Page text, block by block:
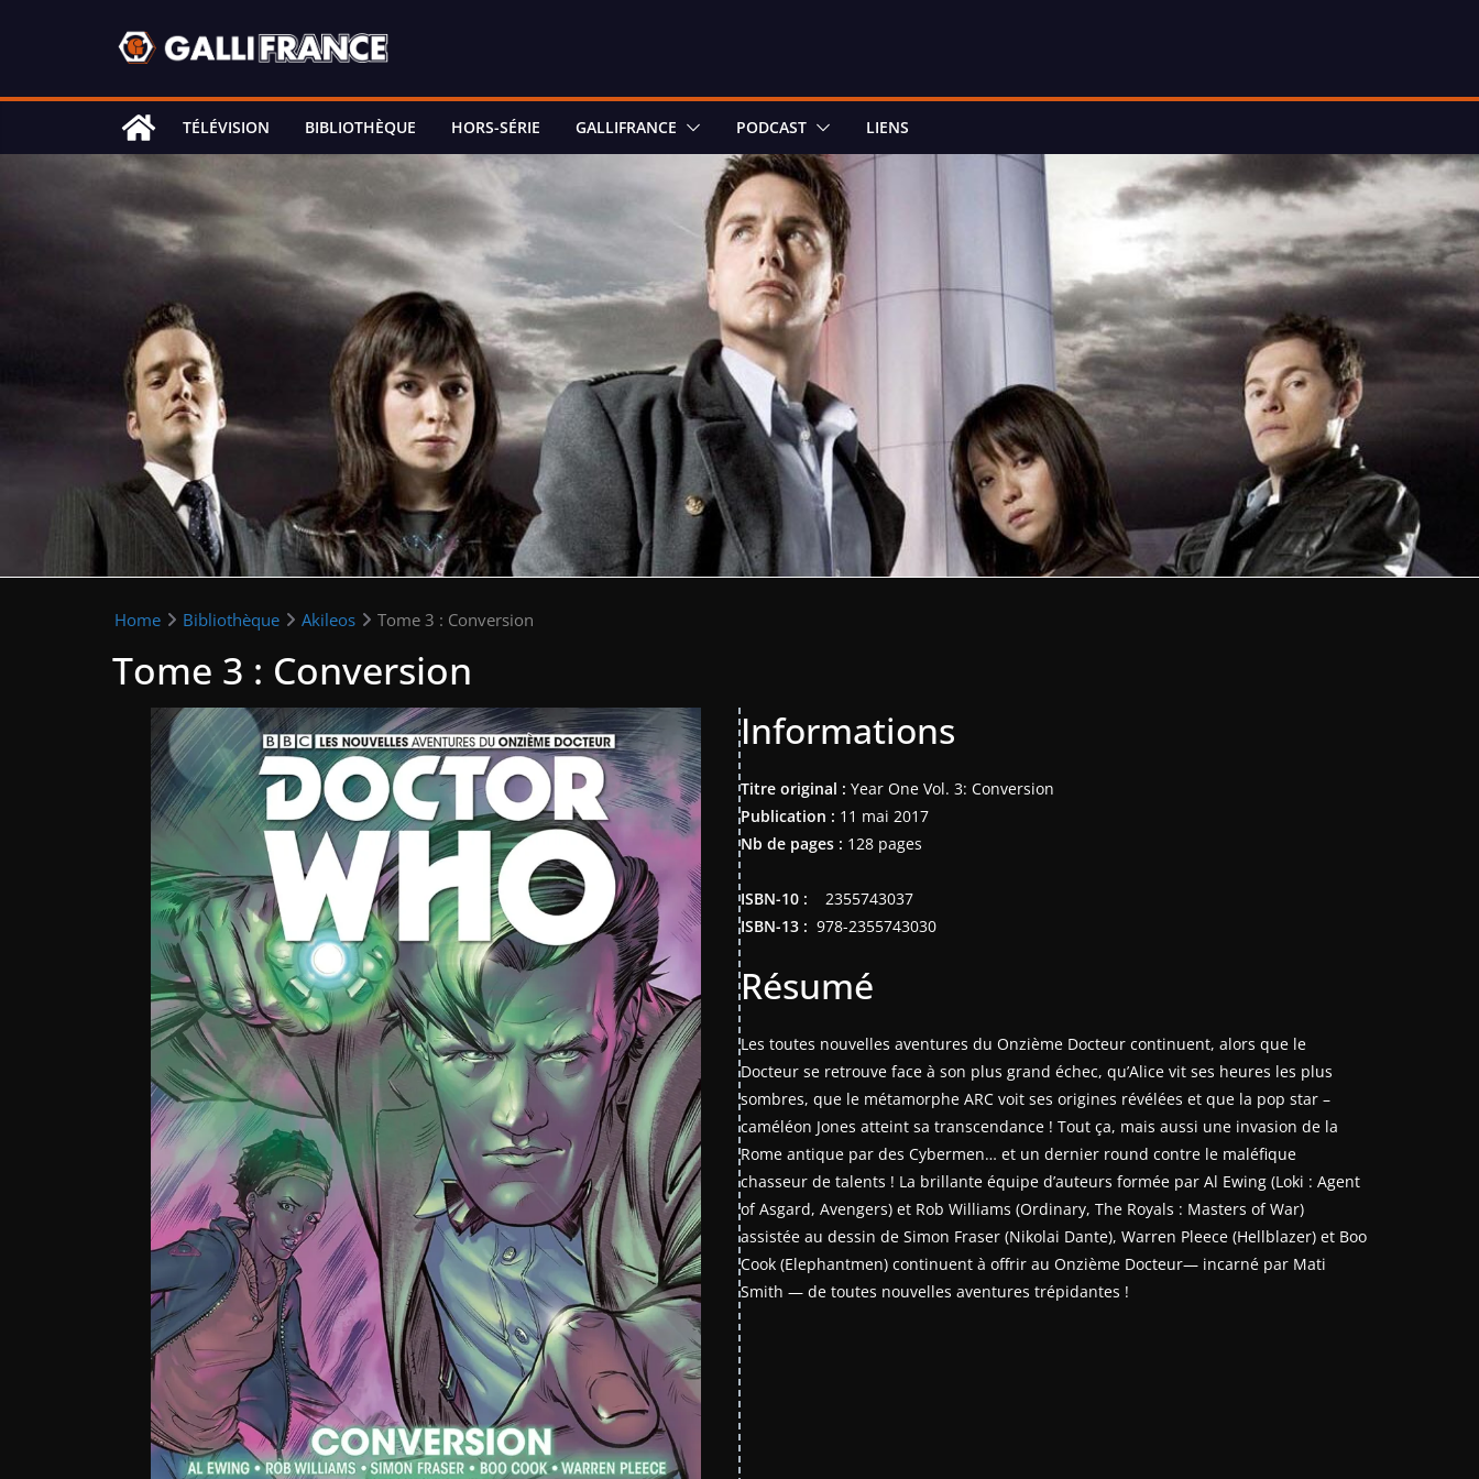
TÉLÉVISION BIBLIOTHÈQUE HORS-SÉRIE GALLIFRANCE PODCAST LIENS
Home Bibliothèque Akileos Tome 3 : Conversion
Tome 3 : Conversion
Informations
Titre original : Year One Vol. 3: Conversion
Publication : 11 mai 2017
Nb de pages : 128 pages
ISBN-10 : ‎ ‎ ‎ 2355743037
ISBN-13 : ‎ 978-2355743030
Résumé
Les toutes nouvelles aventures du Onzième Docteur continuent, alors que le
Docteur se retrouve face à son plus grand échec, qu’Alice vit ses heures les plus
sombres, que le métamorphe ARC voit ses origines révélées et que la pop star –
caméléon Jones atteint sa transcendance ! Tout ça, mais aussi une invasion de la
Rome antique par des Cybermen… et un dernier round contre le maléfique
chasseur de talents ! La brillante équipe d’auteurs formée par Al Ewing (Loki : Agent
of Asgard, Avengers) et Rob Williams (Ordinary, The Royals : Masters of War)
assistée au dessin de Simon Fraser (Nikolai Dante), Warren Pleece (Hellblazer) et Boo
Cook (Elephantmen) continuent à offrir au Onzième Docteur― incarné par Mati
Smith ― de toutes nouvelles aventures trépidantes !